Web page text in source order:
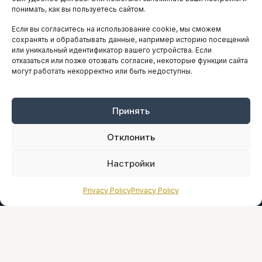
понимать, как вы пользуетесь сайтом.
Если вы согласитесь на использование cookie, мы сможем
сохранять и обрабатывать данные, например историю посещений
или уникальный идентификатор вашего устройства. Если
отказаться или позже отозвать согласие, некоторые функции сайта
могут работать некорректно или быть недоступны.
Принять
Отклонить
Настройки
Privacy PolicyPrivacy Policy
ARTICLES IN ENGLISH
НАВИГАЦИЯ
Оплата онлайн